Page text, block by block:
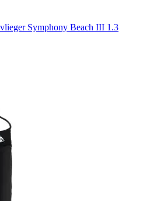
Symphony Beach III 1.3